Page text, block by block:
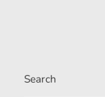
Search